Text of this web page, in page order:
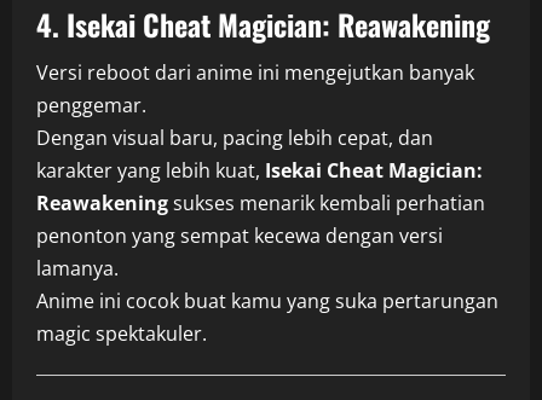
4. Isekai Cheat Magician: Reawakening
Versi reboot dari anime ini mengejutkan banyak
penggemar.
Dengan visual baru, pacing lebih cepat, dan
karakter yang lebih kuat, Isekai Cheat Magician:
Reawakeningsukses menarik kembali perhatian
penonton yang sempat kecewa dengan versi
lamanya.
Anime ini cocok buat kamu yang suka pertarungan
magic spektakuler.